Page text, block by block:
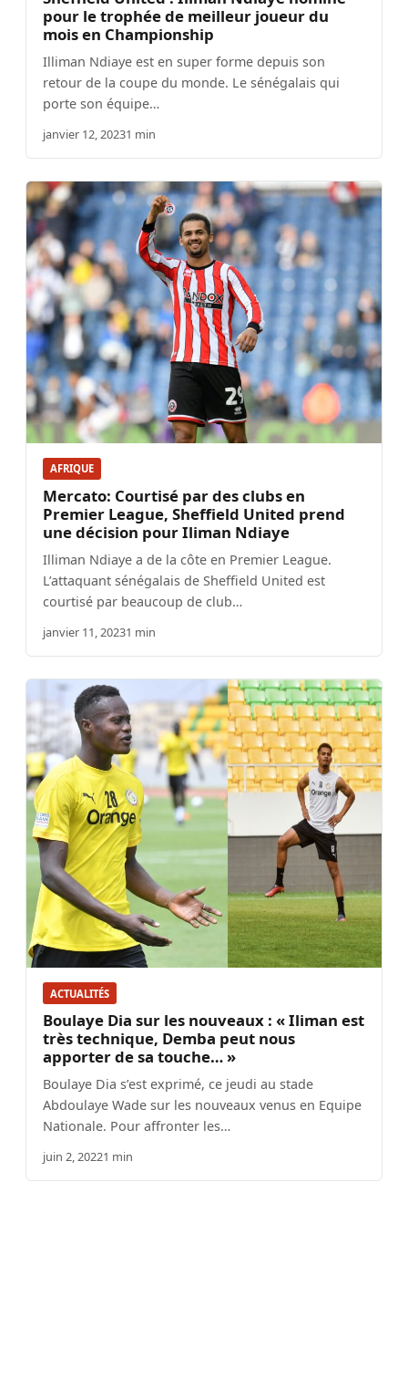
pour le trophée de meilleur joueur du
mois en Championship
Illiman Ndiaye est en super forme depuis son
retour de la coupe du monde. Le sénégalais qui
porte son équipe…
janvier 12, 20231 min
AFRIQUE
Mercato: Courtisé par des clubs en
Premier League, Sheffield United prend
une décision pour Iliman Ndiaye
Illiman Ndiaye a de la côte en Premier League.
L’attaquant sénégalais de Sheffield United est
courtisé par beaucoup de club…
janvier 11, 20231 min
ACTUALITÉS
Boulaye Dia sur les nouveaux : « Iliman est
très technique, Demba peut nous
apporter de sa touche… »
Boulaye Dia s’est exprimé, ce jeudi au stade
Abdoulaye Wade sur les nouveaux venus en Equipe
Nationale. Pour affronter les…
juin 2, 20221 min